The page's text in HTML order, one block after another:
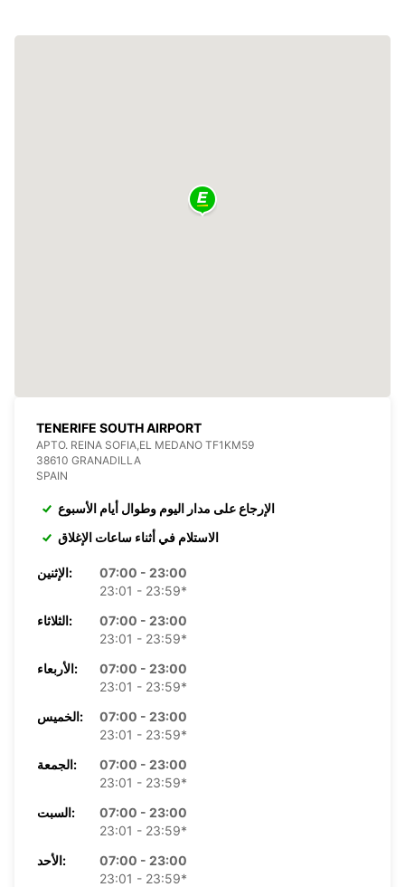
TENERIFE SOUTH AIRPORT
APTO. REINA SOFIA,EL MEDANO TF1KM59
38610 GRANADILLA
SPAIN
الإرجاع على مدار اليوم وطوال أيام الأسبوع
الاستلام في أثناء ساعات الإغلاق
الإثنين:
07:00 - 23:00
23:01 - 23:59*
الثلاثاء:
07:00 - 23:00
23:01 - 23:59*
الأربعاء:
07:00 - 23:00
23:01 - 23:59*
الخميس:
07:00 - 23:00
23:01 - 23:59*
الجمعة:
07:00 - 23:00
23:01 - 23:59*
السبت:
07:00 - 23:00
23:01 - 23:59*
الأحد:
07:00 - 23:00
23:01 - 23:59*